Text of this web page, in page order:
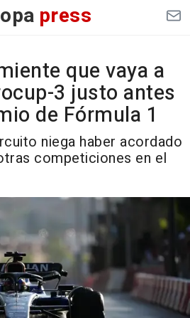
press
que vaya a
3 justo antes
de Fórmula 1
niega haber acordado
competiciones en el